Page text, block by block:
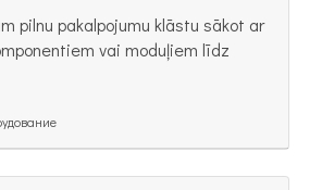
pilnu pakalpojumu klāstu sākot ar
vai moduļiem līdz